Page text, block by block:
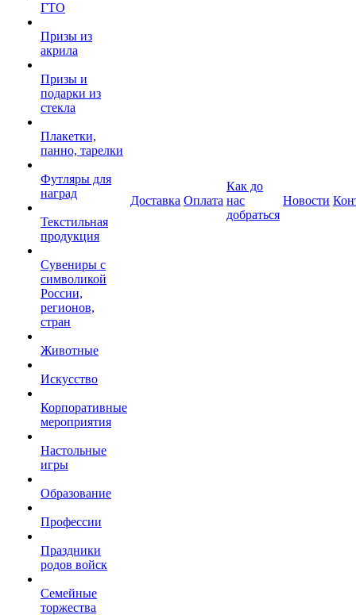
ГТО
Призы из
акрила
Призы и
подарки из
стекла
Плакетки,
панно, тарелки
Футляры для
наград
Текстильная
продукция
Сувениры с
символикой
России,
регионов,
стран
Животные
Искусство
Корпоративные
мероприятия
Настольные
игры
Образование
Профессии
Праздники
родов войск
Семейные
торжества
Доставка Оплата
Как до
нас
добраться
Новости